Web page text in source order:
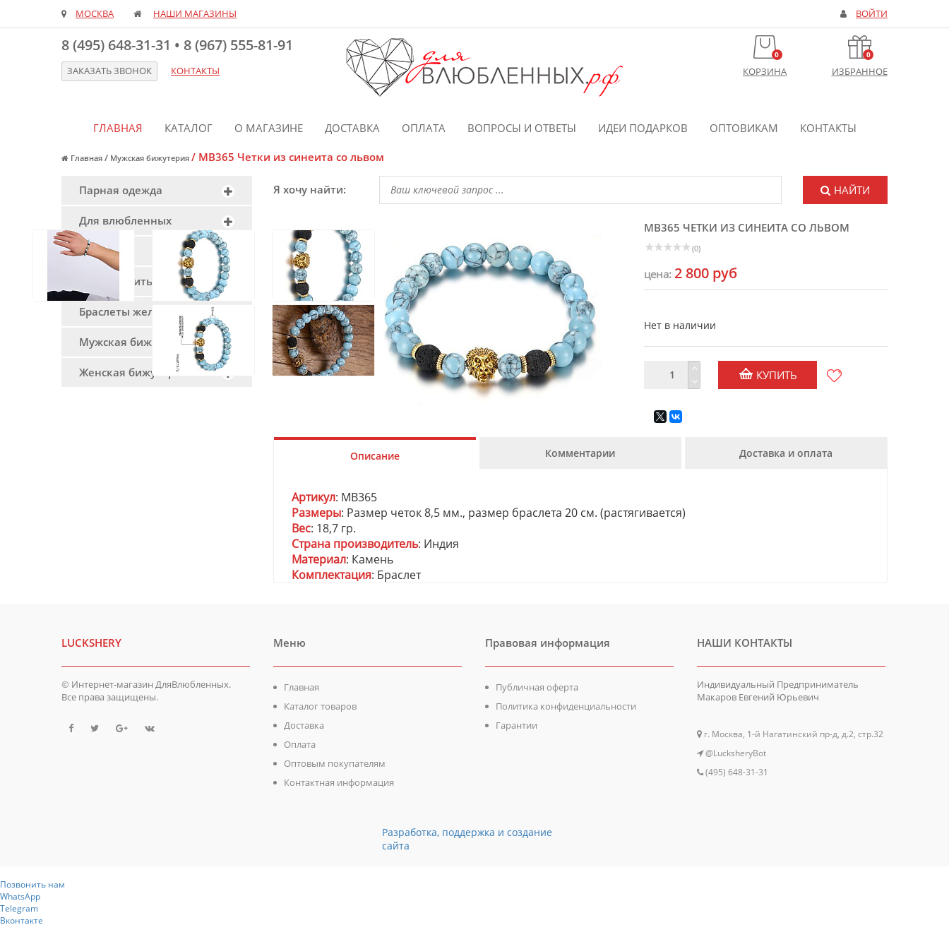
МОСКВА НАШИ МАГАЗИНЫ ВОЙТИ
8 (495) 648-31-31 • 8 (967) 555-81-91
ЗАКАЗАТЬ ЗВОНОК КОНТАКТЫ
0
КОРЗИНА
0
ИЗБРАННОЕ
ГЛАВНАЯ КАТАЛОГ О МАГАЗИНЕ ДОСТАВКА ОПЛАТА ВОПРОСЫ И ОТВЕТЫ ИДЕИ ПОДАРКОВ ОПТОВИКАМ КОНТАКТЫ
Главная / Мужская бижутерия / MB365 Четки из синеита со львом
Парная одежда
Для влюбленных
Пирсинг
Красная нить
Браслеты желаний
Мужская бижутерия
Женская бижутерия
Я хочу найти: НАЙТИ
MB365 ЧЕТКИ ИЗ СИНЕИТА СО ЛЬВОМ
(0)
цена: 2 800 руб
Нет в наличии
КУПИТЬ
Описание Комментарии Доставка и оплата
Артикул: MB365
Размеры: Размер четок 8,5 мм., размер браслета 20 см. (растягивается)
Вес: 18,7 гр.
Страна производитель: Индия
Материал: Камень
Комплектация: Браслет
LUCKSHERY
© Интернет-магазин ДляВлюбленных.
Все права защищены.
Меню
Главная
Каталог товаров
Доставка
Оплата
Оптовым покупателям
Контактная информация
Правовая информация
Публичная оферта
Политика конфиденциальности
Гарантии
НАШИ КОНТАКТЫ
Индивидуальный Предприниматель
Макаров Евгений Юрьевич
г. Москва, 1-й Нагатинский пр-д, д.2, стр.32
@LucksheryBot
(495) 648-31-31
Разработка, поддержка и создание
сайта
Позвонить нам
WhatsApp
Telegram
Вконтакте